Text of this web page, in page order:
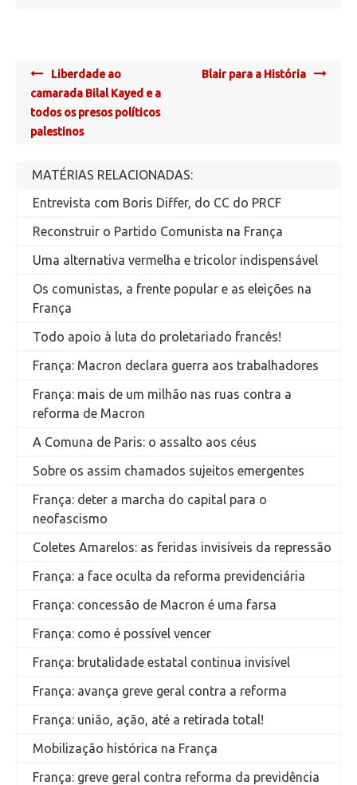
Post
navigation
Liberdade ao
camarada Bilal Kayed e a
todos os presos políticos
palestinos
Blair para a História
MATÉRIAS RELACIONADAS:
Entrevista com Boris Differ, do CC do PRCF
Reconstruir o Partido Comunista na França
Uma alternativa vermelha e tricolor indispensável
Os comunistas, a frente popular e as eleições na
França
Todo apoio à luta do proletariado francês!
França: Macron declara guerra aos trabalhadores
França: mais de um milhão nas ruas contra a
reforma de Macron
A Comuna de Paris: o assalto aos céus
Sobre os assim chamados sujeitos emergentes
França: deter a marcha do capital para o
neofascismo
Coletes Amarelos: as feridas invisíveis da repressão
França: a face oculta da reforma previdenciária
França: concessão de Macron é uma farsa
França: como é possível vencer
França: brutalidade estatal continua invisível
França: avança greve geral contra a reforma
França: união, ação, até a retirada total!
Mobilização histórica na França
França: greve geral contra reforma da previdência